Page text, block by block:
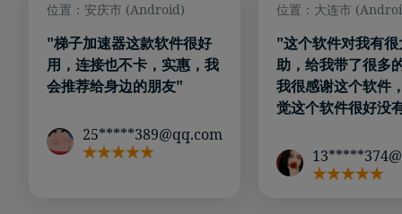
位置：安庆市 (Android)
"梯子加速器这款软件很好
用，连接也不卡，实惠，我
会推荐给身边的朋友"
25*****389@qq.com
位置：大连市
"这个软件对我有很
助，给我带了很多
我很感谢这个软件
觉这个软件很好没